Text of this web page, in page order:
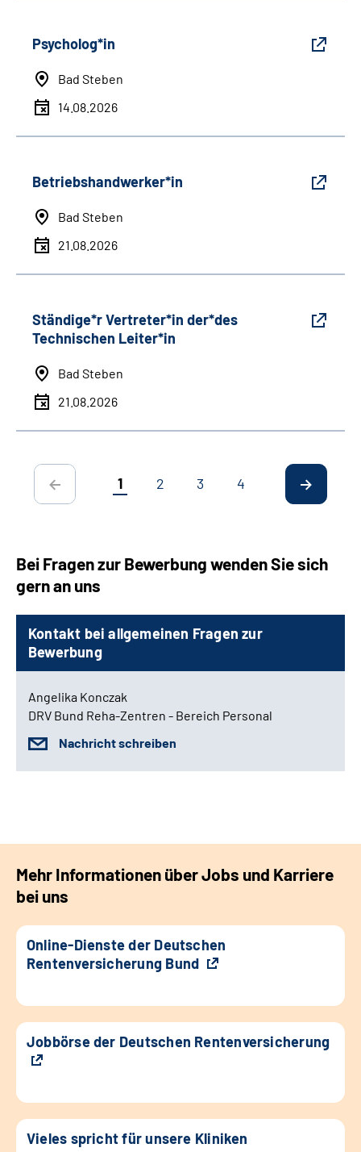
Psycholog*in
Bad Steben
14.08.2026
Betriebshandwerker*in
Bad Steben
21.08.2026
Ständige*r Vertreter*in der*des
Technischen Leiter*in
Bad Steben
21.08.2026
1 2 3 4
Bei Fragen zur Bewerbung wenden Sie sich
gern an uns
Kontakt bei allgemeinen Fragen zur
Bewerbung
Angelika Konczak
DRV Bund Reha-Zentren - Bereich Personal
Nachricht schreiben
Mehr Informationen über Jobs und Karriere
bei uns
Online-Dienste der Deutschen
Rentenversicherung Bund
Jobbörse der Deutschen Rentenversicherung
Vieles spricht für unsere Kliniken